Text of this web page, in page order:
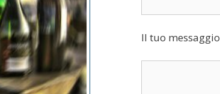
Il tuo messaggio